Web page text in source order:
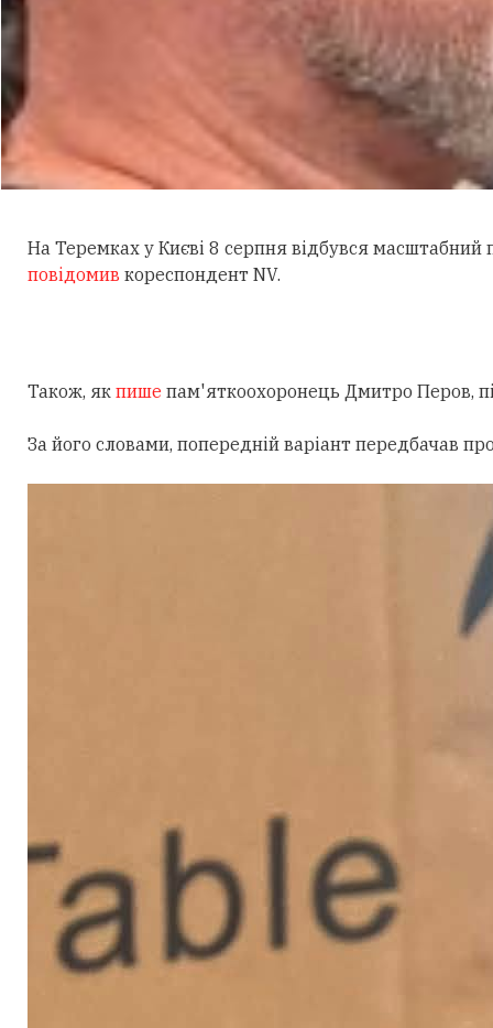
На Теремках у Києві 8 серпня відбувся масштабний
повідомив кореспондент NV.
Також, як пише пам'яткоохоронець Дмитро Перов,
За його словами, попередній варіант передбачав